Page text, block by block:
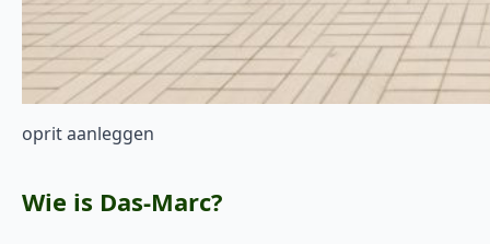
oprit aanleggen
Wie is Das-Marc?